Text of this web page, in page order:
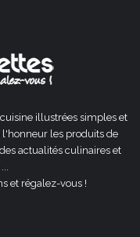
illustrées simples et
l'honneur les produits de
actualités culinaires et
et régalez-vous !